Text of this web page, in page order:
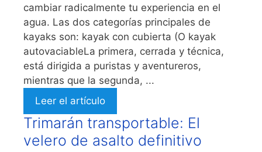
cambiar radicalmente tu experiencia en el
agua. Las dos categorías principales de
kayaks son: kayak con cubierta (O kayak
autovaciableLa primera, cerrada y técnica,
está dirigida a puristas y aventureros,
mientras que la segunda, ...
Leer el artículo
Trimarán transportable: El
velero de asalto definitivo